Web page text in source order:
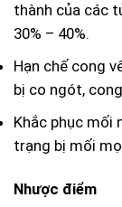
thành của các
30% – 40%.
Hạn chế cong
bị co ngót,
Khắc phục mối
trạng bị mối
Nhược điểm